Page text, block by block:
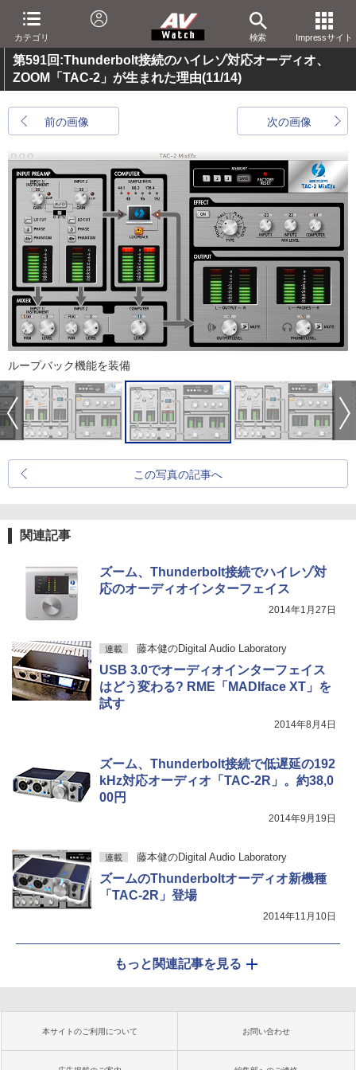
カテゴリ 検索 Impressサイト
第591回:Thunderbolt接続のハイレゾ対応オーディオ、
ZOOM「TAC-2」が生まれた理由(11/14)
前の画像 次の画像
ループバック機能を装備
この写真の記事へ
関連記事
ズーム、Thunderbolt接続でハイレゾ対
応のオーディオインターフェイス
2014年1月27日
連載 藤本健のDigital Audio Laboratory
USB 3.0でオーディオインターフェイス
はどう変わる? RME「MADIface XT」を
試す
2014年8月4日
ズーム、Thunderbolt接続で低遅延の192
kHz対応オーディオ「TAC-2R」。約38,0
00円
2014年9月19日
連載 藤本健のDigital Audio Laboratory
ズームのThunderboltオーディオ新機種
「TAC-2R」登場
2014年11月10日
もっと関連記事を見る
本サイトのご利用について お問い合わせ